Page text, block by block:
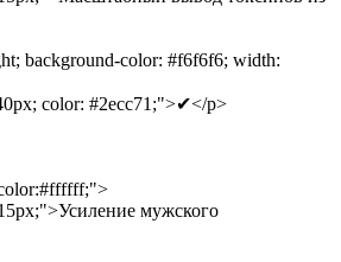
background-color: #f6f6f6; width:
color: #2ecc71;">✔</p>
мужского